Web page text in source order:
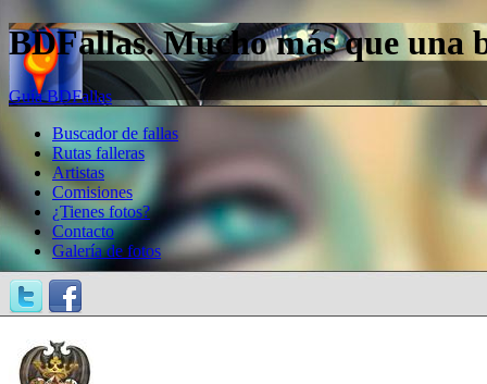
BDFallas. Mucho más que una
Guía BDFallas
Buscador de fallas
Rutas falleras
Artistas
Comisiones
¿Tienes fotos?
Contacto
Galería de fotos